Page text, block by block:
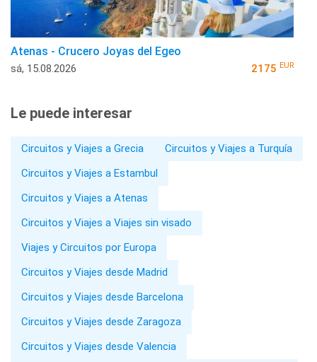
Atenas - Crucero Joyas del Egeo
sá, 15.08.2026 2175 EUR
Le puede interesar
Circuitos y Viajes a Grecia
Circuitos y Viajes a Turquía
Circuitos y Viajes a Estambul
Circuitos y Viajes a Atenas
Circuitos y Viajes a Viajes sin visado
Viajes y Circuitos por Europa
Circuitos y Viajes desde Madrid
Circuitos y Viajes desde Barcelona
Circuitos y Viajes desde Zaragoza
Circuitos y Viajes desde Valencia